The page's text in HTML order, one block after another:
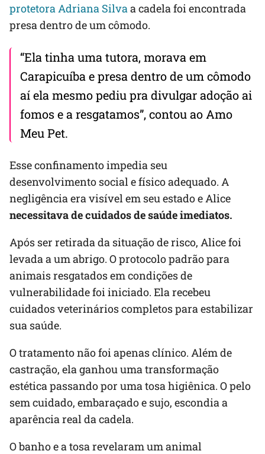
protetora Adriana Silvaa cadela foi encontrada
presa dentro de um cômodo.
“Ela tinha uma tutora, morava em
Carapicuíba e presa dentro de um cômodo
aí ela mesmo pediu pra divulgar adoção ai
fomos e a resgatamos”, contou ao Amo
Meu Pet.
Esse confinamento impedia seu
desenvolvimento social e físico adequado. A
negligência era visível em seu estado e Alice
necessitava de cuidados de saúde imediatos.
Após ser retirada da situação de risco, Alice foi
levada a um abrigo. O protocolo padrão para
animais resgatados em condições de
vulnerabilidade foi iniciado. Ela recebeu
cuidados veterinários completos para estabilizar
sua saúde.
O tratamento não foi apenas clínico. Além de
castração, ela ganhou uma transformação
estética passando por uma tosa higiênica. O pelo
sem cuidado, embaraçado e sujo, escondia a
aparência real da cadela.
O banho e a tosa revelaram um animal